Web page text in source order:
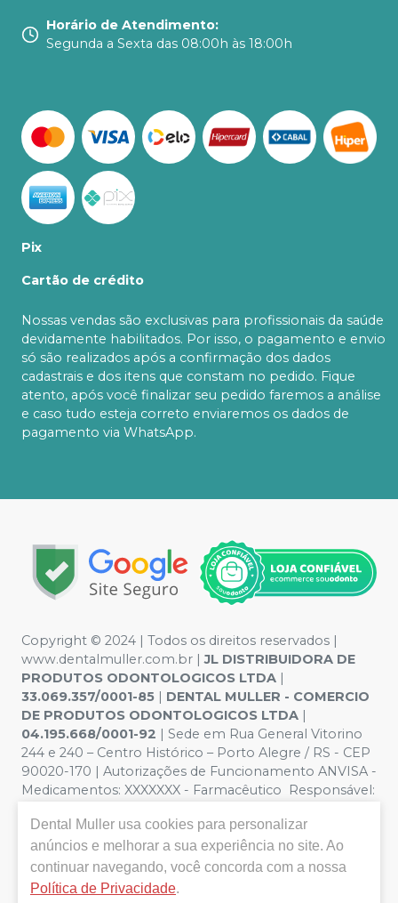
Horário de Atendimento:
Segunda a Sexta das 08:00h às 18:00h
Pix
Cartão de crédito
Nossas vendas são exclusivas para profissionais da saúde
devidamente habilitados. Por isso, o pagamento e envio
só são realizados após a confirmação dos dados
cadastrais e dos itens que constam no pedido. Fique
atento, após você finalizar seu pedido faremos a análise
e caso tudo esteja correto enviaremos os dados de
pagamento via WhatsApp.
Copyright © 2024 | Todos os direitos reservados |
www.dentalmuller.com.br |JL DISTRIBUIDORA DE
PRODUTOS ODONTOLOGICOS LTDA |
33.069.357/0001-85 | DENTAL MULLER - COMERCIO
DE PRODUTOS ODONTOLOGICOS LTDA |
04.195.668/0001-92 | Sede em Rua General Vitorino
244 e 240 – Centro Histórico – Porto Alegre / RS - CEP
90020-170 | Autorizações de Funcionamento ANVISA -
Medicamentos: XXXXXXX - Farmacêutico Responsável:
Segurança - Fotos meramente ilustrativas - Os preços e
condições da loja virtual estão sujeitos a alterações. Em
caso de divergência de preços no site, o valor válido é o
do Carrinho de Compra. Não vendemos por atacado,
Dental Muller usa cookies para personalizar
anúncios e melhorar a sua experiência no site. Ao
continuar navegando, você concorda com a nossa
Política de Privacidade.